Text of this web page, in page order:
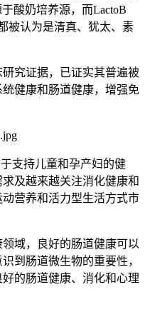
酸奶培养源，而LactoB
被认为是清真、犹太、素
究证据，已证实其普遍被
健康和肠道健康，增强免
支持儿童和孕产妇的健
及越来越关注消化健康和
营养和活力型生活方式市
域，良好的肠道健康可以
到肠道微生物的重要性，
的肠道健康、消化和心理